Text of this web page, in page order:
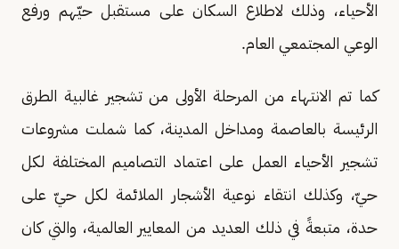
الأحياء، وذلك لاطلاع السكان على مستقبل حيّهم ورفع
الوعي المجتمعي العام.
كما تم الانتهاء من المرحلة الأولى من تشجير غالبية الطرق
الرئيسة بالعاصمة ومداخل المدينة، كما شملت مشروعات
تشجير الأحياء العمل على اعتماد التصاميم المختلفة لكل
حيّ، وكذلك انتقاء نوعية الأشجار الملائمة لكل حيّ على
حدة، متبعةً في ذلك العديد من المعايير العالمية، والتي كان